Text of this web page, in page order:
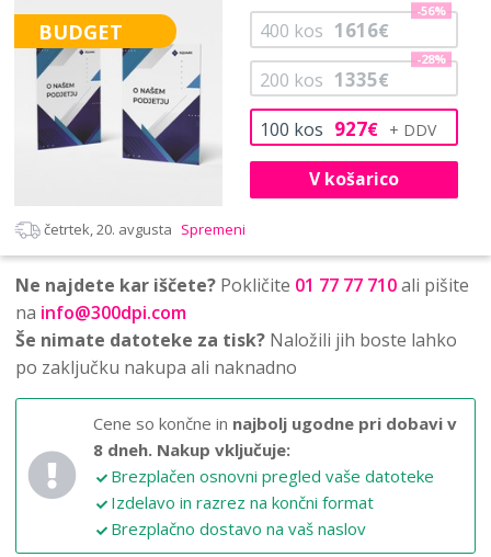
BUDGET
100 kos 927€
200 kos 1335€
-28%
400 kos 1616€
-56%
V košarico
četrtek, 20. avgusta Spremeni
Ne najdete kar iščete? Pokličite 01 77 77 710ali pišite
na info@300dpi.com
Še nimate datoteke za tisk? Naložili jih boste lahko
po zaključku nakupa ali naknadno
Cene so končne in najbolj ugodne pri dobavi v
8 dneh. Nakup vključuje:
Brezplačen osnovni pregled vaše datoteke
Izdelavo in razrez na končni format
Brezplačno dostavo na vaš naslov